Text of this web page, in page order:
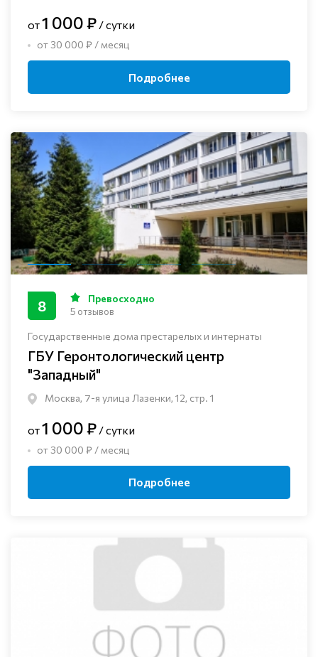
от1 000 ₽ / сутки
от 30 000 ₽ / месяц
Подробнее
Государственные дома престарелых и интернаты
ГБУ Геронтологический центр
"Западный"
Москва, 7-я улица Лазенки, 12, стр. 1
8 Превосходно
5 отзывов
от1 000 ₽ / сутки
от 30 000 ₽ / месяц
Подробнее